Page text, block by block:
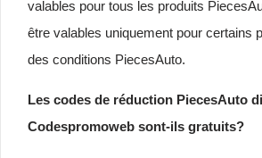
valables pour tous les produits
être valables uniquement pour certains
des conditions PiecesAuto.
Les codes de réduction PiecesAuto
Codespromoweb sont-ils gratuits?